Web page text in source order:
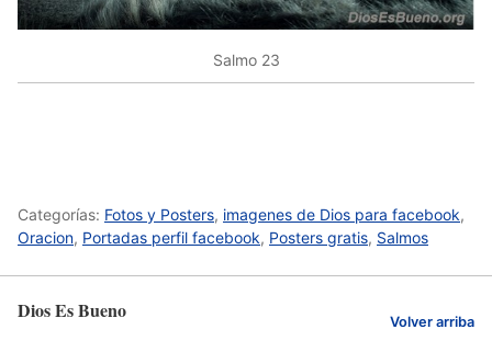
Salmo 23
Categorías: Fotos y Posters, imagenes de Dios para facebook,
Oracion, Portadas perfil facebook, Posters gratis, Salmos
Dios Es Bueno Volver arriba